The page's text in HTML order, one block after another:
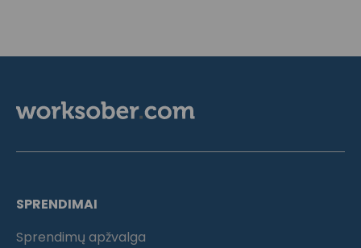
SPRENDIMAI
Sprendimų apžvalga